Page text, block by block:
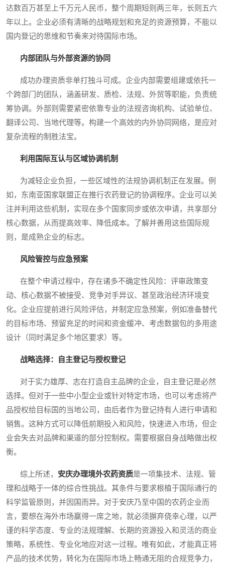
达数百万甚至上千万元人民币，整个周期短则两三年，长则五六
年以上。企业必须有清晰的战略规划和充足的资源预算，不能以
国内登记的思维和节奏来对待国际市场。
内部团队与外部资源的协同
成功办理资质非单打独斗可成。企业内部需要组建或依托一
个跨部门的团队，涵盖研发、质检、法规、外贸等职能，负责统
筹协调。外部则需要紧密依靠专业的法规咨询机构、试验单位、
翻译公司、当地代理等。构建一个高效的内外协同网络，是应对
复杂流程的制胜法宝。
利用国际互认与区域协调机制
为减轻企业负担，一些区域性的法规协调机制正在发展。例
如，东南亚国家联盟正在推行农药登记的协调程序。企业可以关
注并利用这些机制，实现在多个国家同步或依次申请，共享部分
核心数据，从而提高效率、降低成本。了解并善用这些国际规
则，是成熟企业的标志。
风险管控与应急预案
在整个申请过程中，存在诸多不确定性风险：评审政策变
动、核心数据不被接受、竞争对手异议、甚至政治经济环境变
化。企业应提前进行风险评估，并制定应急预案，例如准备替代
的目标市场、预留充足的时间和资金缓冲、考虑数据包的多用途
设计（同时满足多个地区要求）等。
战略选择：自主登记与授权登记
对于实力雄厚、志在打造自主品牌的企业，自主登记是必然
选择。但对于一些中小型企业或针对特定市场，也可以考虑将产
品授权给目标国的当地公司，由后者作为登记持有人进行申请和
销售。这种方式可以降低前期投入和风险，快速进入市场，但企
业会失去对品牌和渠道的部分控制权。需要根据自身战略做出权
衡。
综上所述， 安庆办理境外农药资质是一项集技术、法规、管
理和战略于一体的综合性挑战。其条件与要求根植于国际通行的
科学监管原则，并因国而异。对于安庆乃至中国的农药企业而
言，要想在海外市场赢得一席之地，就必须摒弃侥幸心理，以严
谨的科学态度、专业的法规理解、长期的资源投入和灵活的商业
策略，系统性、专业化地应对这一过程。唯有如此，才能真正将
产品的技术优势，转化为在国际市场上畅通无阻的合规竞争力，